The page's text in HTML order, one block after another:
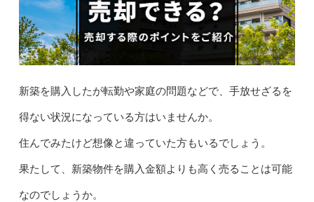
新築を購入したが転勤や家庭の問題などで、手放せざるを
得ない状況になっている方はいませんか。
住んでみたけど想像と違っていた方もいるでしょう。
果たして、新築物件を購入金額よりも高く売ることは可能
なのでしょうか。